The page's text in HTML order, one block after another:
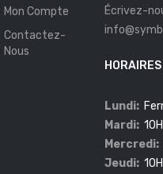
Mon Compte
Contactez-
Nous
Écrivez-
Lundi:
Mardi:
Mercredi:
Jeudi: